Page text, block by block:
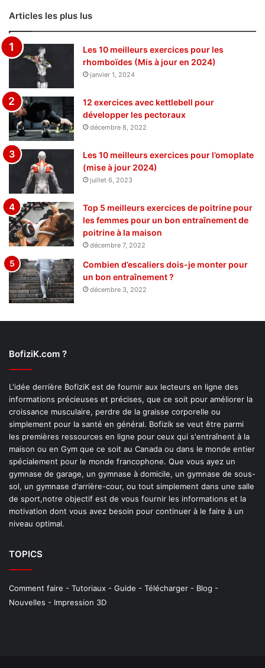
Articles les plus lus
Les 10 meilleurs exercices pour les
rhomboïdes (Mis à jour en 2024)
janvier 1, 2024
12 exercices avec kettlebell pour
développer les pectoraux
décembre 8, 2022
Les 10 meilleurs exercices pour l’omoplate
(mise à jour 2024)
juillet 6, 2023
Top 5 meilleurs exercices de poitrine pour
les femmes pour un bon entraînement de
poitrine à la maison
décembre 7, 2022
Combien d’escaliers dois-je monter pour
un bon entraînement ?
décembre 3, 2022
BofiziK.com ?
L'idée derrière BofiziK est de fournir aux lecteurs en ligne des
informations précieuses et précises, que ce soit pour améliorer la
croissance musculaire, perdre de la graisse corporelle ou
simplement pour la santé en général. Bofizik se veut être parmi
les premières ressources en ligne pour ceux qui s'entraînent à la
maison ou en Gym que ce soit au Canada ou dans le monde entier
spécialement pour le monde francophone. Que vous ayez un
gymnase de garage, un gymnase à domicile, un gymnase de sous-
sol, un gymnase d'arrière-cour, ou tout simplement dans une salle
de sport,notre objectif est de vous fournir les informations et la
motivation dont vous avez besoin pour continuer à le faire à un
niveau optimal.
TOPICS
Comment faire - Tutoriaux - Guide - Télécharger - Blog -
Nouvelles - Impression 3D